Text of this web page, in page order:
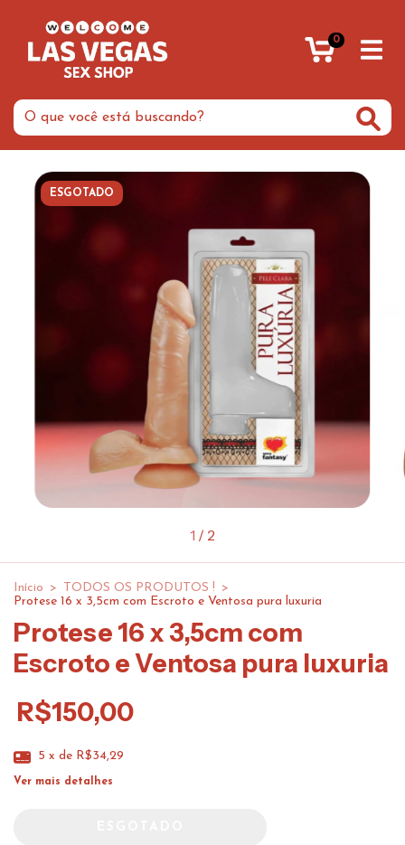
0
ESGOTADO
1 / 2
Início > TODOS OS PRODUTOS ! >
Protese 16 x 3,5cm com Escroto e Ventosa pura luxuria
Protese 16 x 3,5cm com
Escroto e Ventosa pura luxuria
R$150,00
5 x de R$34,29
Ver mais detalhes